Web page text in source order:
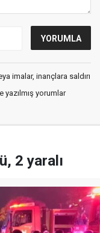
imalar, inançlara saldırı
yazılmış yorumlar
2 yaralı